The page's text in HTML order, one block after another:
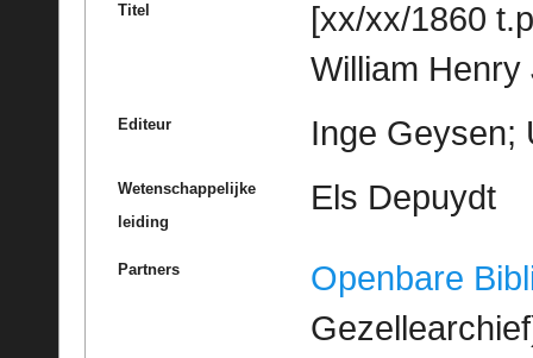
Titel
[xx/xx/1860
William
Editeur Inge Geysen;
Wetenschappelijke
leiding
Els Depuydt
Partners
Openbare